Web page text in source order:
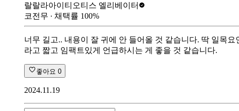
랄랄라아이티 오티스 엘리베이터
코전무 ∙ 채택률 100%
너무 길고.. 내용이 잘 귀에 안 들어올 것 같습니다. 딱 일목
라고 짧고 임팩트있게 언급하시는 게 좋을 것 같습니다.
좋아요 0
2024.11.19